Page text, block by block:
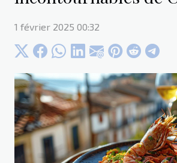
1 février 2025 00:32